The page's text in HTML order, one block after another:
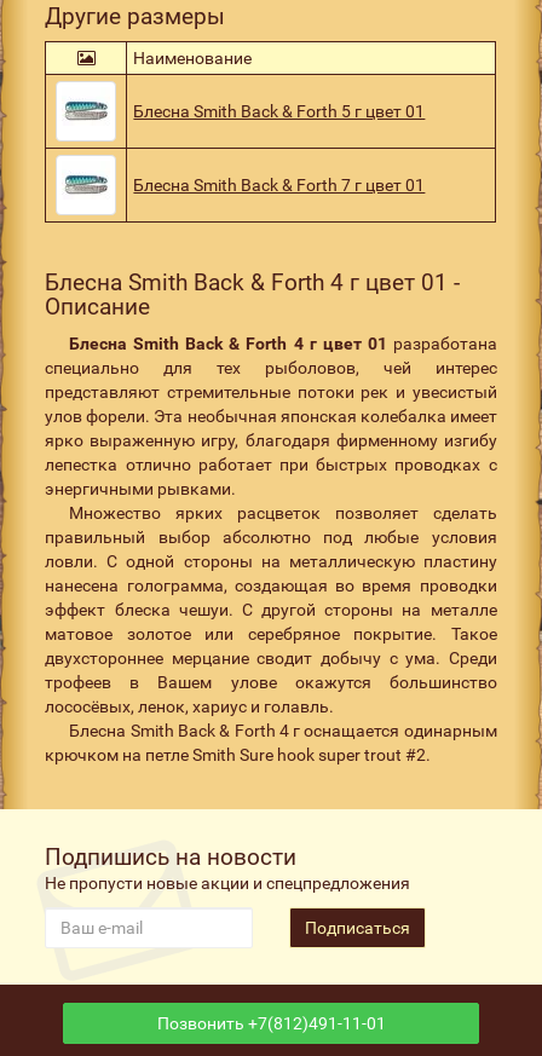
Другие размеры
Наименование
Блесна Smith Back & Forth 5 г цвет 01
Блесна Smith Back & Forth 7 г цвет 01
Блесна Smith Back & Forth 4 г цвет 01 -
Описание
Блесна Smith Back & Forth 4 г цвет 01 разработана
специально для тех рыболовов, чей интерес
представляют стремительные потоки рек и увесистый
улов форели. Эта необычная японская колебалка имеет
ярко выраженную игру, благодаря фирменному изгибу
лепестка отлично работает при быстрых проводках с
энергичными рывками.
Множество ярких расцветок позволяет сделать
правильный выбор абсолютно под любые условия
ловли. С одной стороны на металлическую пластину
нанесена голограмма, создающая во время проводки
эффект блеска чешуи. С другой стороны на металле
матовое золотое или серебряное покрытие. Такое
двухстороннее мерцание сводит добычу с ума. Среди
трофеев в Вашем улове окажутся большинство
лососёвых, ленок, хариус и голавль.
Блесна Smith Back & Forth 4 г оснащается одинарным
крючком на петле Smith Sure hook super trout #2.
Подпишись на новости
Не пропусти новые акции и спецпредложения
Подписаться
Позвонить +7(812)491-11-01